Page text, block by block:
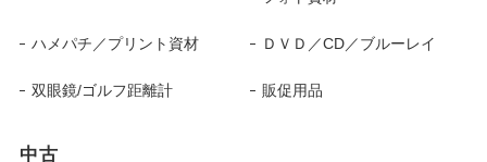
ハメパチ／プリント資材 ＤＶＤ／CD／ブルーレイ
双眼鏡/ゴルフ距離計 販促用品
中古